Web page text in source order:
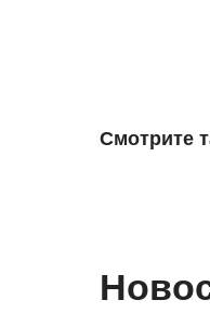
Смотрите